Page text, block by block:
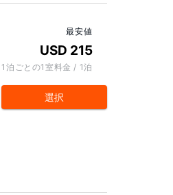
最安値
USD 215
1泊ごとの1室料金 / 1泊
選択